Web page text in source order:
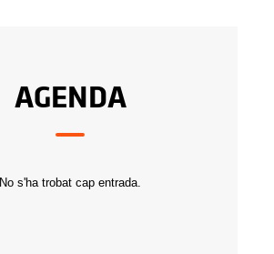
AGENDA
No s'ha trobat cap entrada.